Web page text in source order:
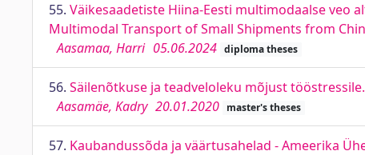
55. Väikesaadetiste Hiina-Eesti multimodaalse veo
Multimodal Transport of Small Shipments from
Aasamaa, Harri 05.06.2024 diploma theses
56. Säilenõtkuse ja teadveloleku mõjust
Aasamäe, Kadry 20.01.2020 master's theses
57. Kaubandussõda ja väärtusahelad - Ameerika